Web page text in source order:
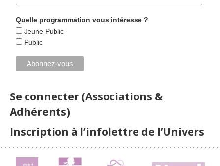
Quelle programmation vous intéresse ?
Jeune Public
Public
Se connecter (Associations &
Adhérents)
Inscription à l’infolettre de l’Univers